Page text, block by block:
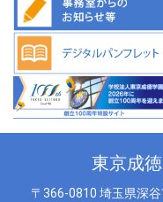
東京成
〒366-0810 埼玉県深